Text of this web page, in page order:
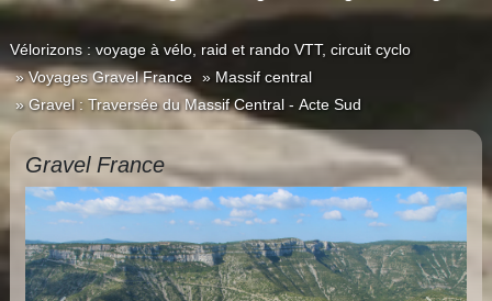
Vélorizons : voyage à vélo, raid et rando VTT, circuit cyclo
Voyages Gravel France
Massif central
Gravel : Traversée du Massif Central - Acte Sud
Gravel France